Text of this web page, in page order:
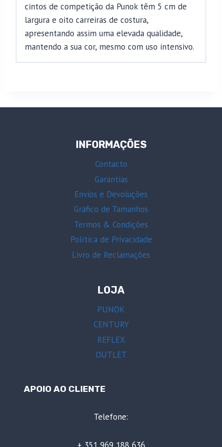
cintos de competição da Punok têm 5 cm de
largura e oito carreiras de costura,
apresentando assim uma elevada qualidade,
mantendo a sua cor, mesmo com uso intensivo.
INFORMAÇÕES
Contacto
Garantias
Envios e Devoluções
Gráfico de Tamanhos
Termos & Condições
Política de Privacidade
Livro de Reclamações
LOJA
PUNOK
CENTURY
REFLEX
OUTLET
APOIO AO CLIENTE
Telefone: